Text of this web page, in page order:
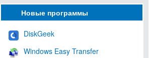
Новые программы
DiskGeek
Windows Easy Transfer